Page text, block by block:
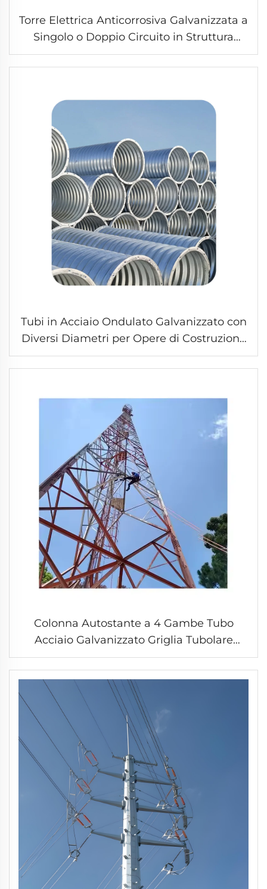
Torre Elettrica Anticorrosiva Galvanizzata a
Singolo o Doppio Circuito in Struttura
Metallica a Griglia
Tubi in Acciaio Ondulato Galvanizzato con
Diversi Diametri per Opere di Costruzione
Stradale
Colonna Autostante a 4 Gambe Tubo
Acciaio Galvanizzato Griglia Tubolare
Antenna Radio TV Torri di Comunicazione